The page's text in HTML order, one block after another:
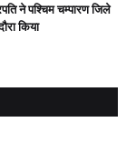
ने पश्चिम चम्पारण जिले
किया